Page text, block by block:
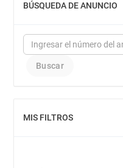
BÚSQUEDA DE ANUNCIO
MOSTRAR
MIS FILTROS
MOSTRAR